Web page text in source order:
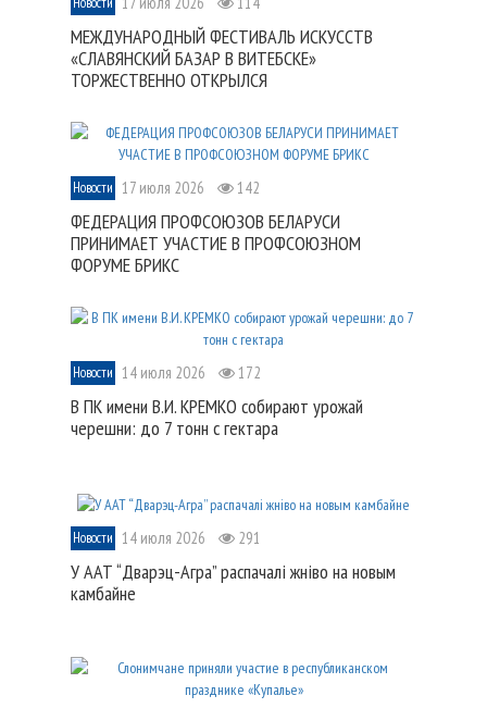
МЕЖДУНАРОДНЫЙ ФЕСТИВАЛЬ ИСКУССТВ
«СЛАВЯНСКИЙ БАЗАР В ВИТЕБСКЕ»
ТОРЖЕСТВЕННО ОТКРЫЛСЯ
Новости 17 июля 2026 142
ФЕДЕРАЦИЯ ПРОФСОЮЗОВ БЕЛАРУСИ
ПРИНИМАЕТ УЧАСТИЕ В ПРОФСОЮЗНОМ
ФОРУМЕ БРИКС
Новости 14 июля 2026 172
В ПК имени В.И. КРЕМКО собирают урожай
черешни: до 7 тонн с гектара
Новости 14 июля 2026 291
У ААТ “Дварэц-Агра” распачалі жніво на новым
камбайне